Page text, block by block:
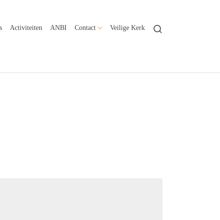
Activiteiten ANBI Contact Veilige Kerk